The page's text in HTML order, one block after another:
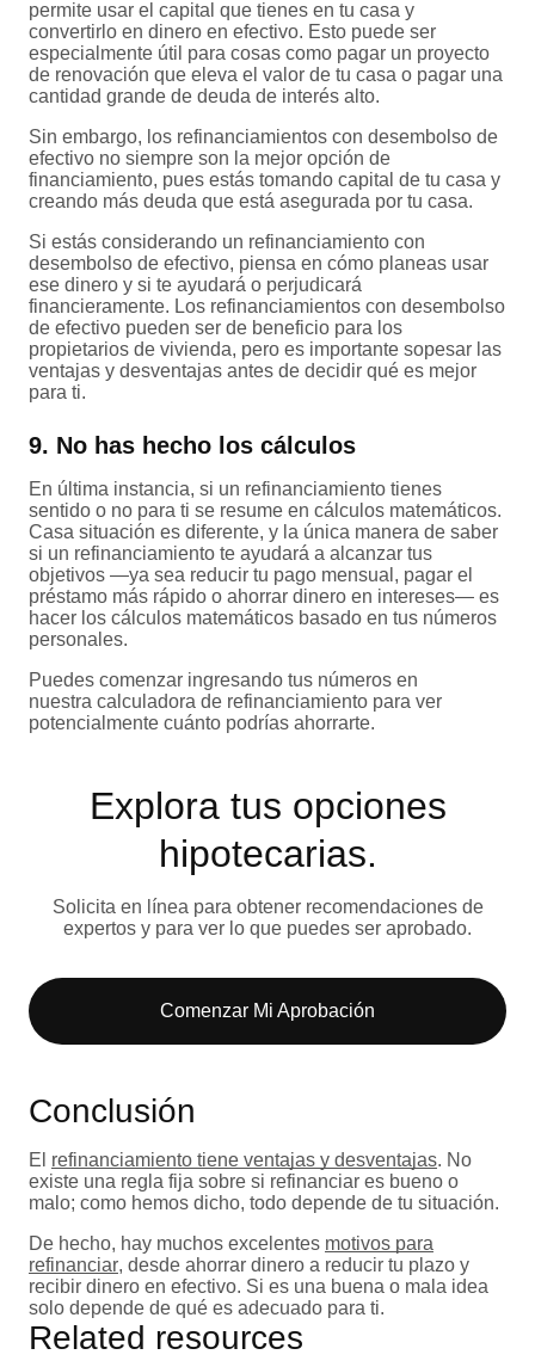
permite usar el capital que tienes en tu casa y
convertirlo en dinero en efectivo. Esto puede ser
especialmente útil para cosas como pagar un proyecto
de renovación que eleva el valor de tu casa o pagar una
cantidad grande de deuda de interés alto.
Sin embargo, los refinanciamientos con desembolso de
efectivo no siempre son la mejor opción de
financiamiento, pues estás tomando capital de tu casa y
creando más deuda que está asegurada por tu casa.
Si estás considerando un refinanciamiento con
desembolso de efectivo, piensa en cómo planeas usar
ese dinero y si te ayudará o perjudicará
financieramente. Los refinanciamientos con desembolso
de efectivo pueden ser de beneficio para los
propietarios de vivienda, pero es importante sopesar las
ventajas y desventajas antes de decidir qué es mejor
para ti.
9. No has hecho los cálculos
En última instancia, si un refinanciamiento tienes
sentido o no para ti se resume en cálculos matemáticos.
Casa situación es diferente, y la única manera de saber
si un refinanciamiento te ayudará a alcanzar tus
objetivos —ya sea reducir tu pago mensual, pagar el
préstamo más rápido o ahorrar dinero en intereses— es
hacer los cálculos matemáticos basado en tus números
personales.
Puedes comenzar ingresando tus números en
nuestra calculadora de refinanciamiento para ver
potencialmente cuánto podrías ahorrarte.
Explora tus opciones
hipotecarias.
Solicita en línea para obtener recomendaciones de
expertos y para ver lo que puedes ser aprobado.
Comenzar Mi Aprobación
Conclusión
El refinanciamiento tiene ventajas y desventajas. No
existe una regla fija sobre si refinanciar es bueno o
malo; como hemos dicho, todo depende de tu situación.
De hecho, hay muchos excelentes motivos para
refinanciar, desde ahorrar dinero a reducir tu plazo y
recibir dinero en efectivo. Si es una buena o mala idea
solo depende de qué es adecuado para ti.
Related resources